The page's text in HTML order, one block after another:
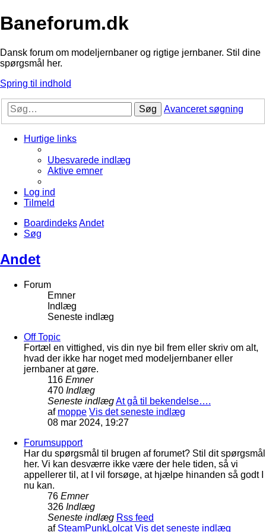
Baneforum.dk
Dansk forum om modeljernbaner og rigtige jernbaner. Stil dine
spørgsmål her.
Spring til indhold
Søg Avanceret søgning
Hurtige links
Ubesvarede indlæg
Aktive emner
Log ind
Tilmeld
BoardindeksAndet
Søg
Andet
Forum
Emner
Indlæg
Seneste indlæg
Off Topic
Fortæl en vittighed, vis din nye bil frem eller skriv om alt,
hvad der ikke har noget med modeljernbaner eller
jernbaner at gøre.
116 Emner
470 Indlæg
Seneste indlægAt gå til bekendelse….
af moppe Vis det seneste indlæg
08 mar 2024, 19:27
Forumsupport
Har du spørgsmål til brugen af forumet? Stil dit spørgsmål
her. Vi kan desværre ikke være der hele tiden, så vi
appellerer til, at I vil forsøge, at hjælpe hinanden så godt I
nu kan.
76 Emner
326 Indlæg
Seneste indlæg Rss feed
af SteamPunkLolcat Vis det seneste indlæg